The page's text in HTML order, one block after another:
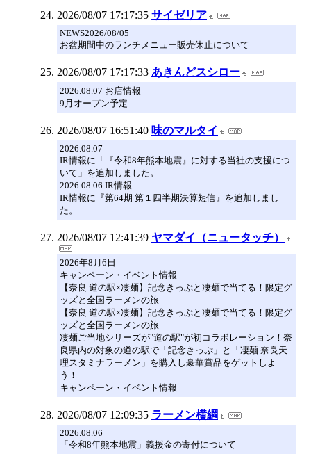
2026/08/07 17:17:35 サイゼリア
NEWS2026/08/05
お盆期間中のランチメニュー販売休止について
2026/08/07 17:17:33 あきんどスシロー
2026.08.07 お店情報
9月オープン予定
2026/08/07 16:51:40 味のマルタイ
2026.08.07
IR情報に「『令和8年熊本地震』に対する当社の支援につ
いて」を追加しました。
2026.08.06 IR情報
IR情報に『第64期 第１四半期決算短信』を追加しまし
た。
2026/08/07 12:41:39 ヤマダイ（ニュータッチ）
2026年8月6日
キャンペーン・イベント情報
【奈良 道の駅×凄麺】記念きっぷと凄麺で当てる！限定グ
ッズと全国ラーメンの旅
【奈良 道の駅×凄麺】記念きっぷと凄麺で当てる！限定グ
ッズと全国ラーメンの旅
凄麺ご当地シリーズが"道の駅"が初コラボレーション！奈
良県内の対象の道の駅で「記念きっぷ」と「凄麺 奈良天
理スタミナラーメン」を購入し豪華賞品をゲットしよ
う！
キャンペーン・イベント情報
2026/08/07 12:09:35 ラーメン横綱
2026.08.06
「令和8年熊本地震」義援金の寄付について